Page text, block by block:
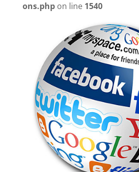
ons.phpon line 1540